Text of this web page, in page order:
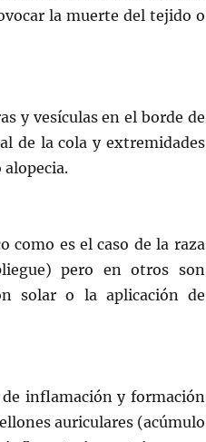
la muerte del tejido o
y vesículas en el borde de
de la cola y extremidades
alopecia.
como es el caso de la raza
pero en otros son
solar o la aplicación de
de inflamación y formación
auriculares (acúmulo